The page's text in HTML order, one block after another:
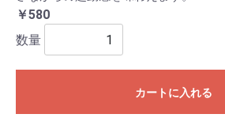
￥580
数量
カートに入れる